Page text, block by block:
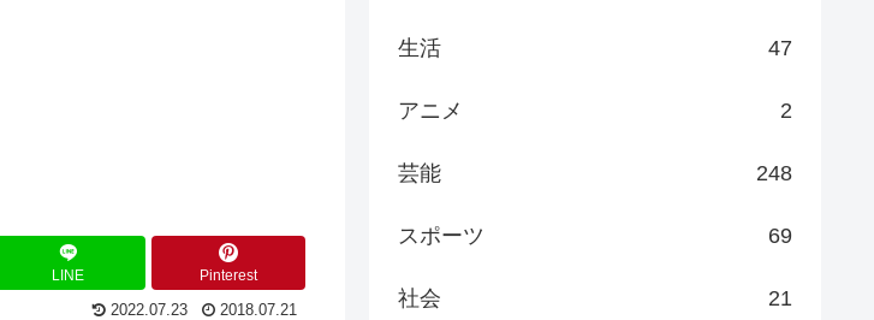
LINE Pinterest
2022.07.23 2018.07.21
生活 47
アニメ 2
芸能 248
スポーツ 69
社会 21